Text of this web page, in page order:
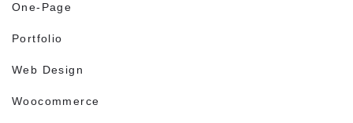
One-Page
Portfolio
Web Design
Woocommerce